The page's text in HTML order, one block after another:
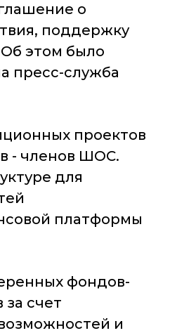
о
поддержку
этом было
пресс-служба
проектов
- членов ШОС.
для
платформы
фондов-
счет
и